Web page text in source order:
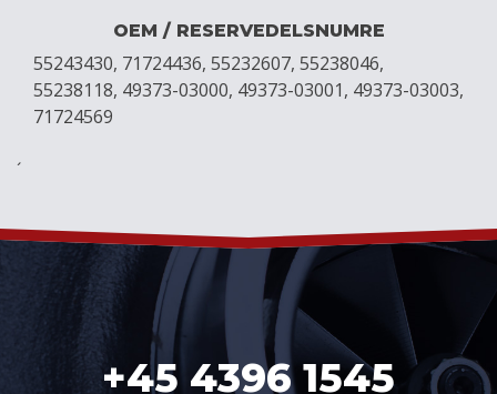
OEM / RESERVEDELSNUMRE
55243430, 71724436, 55232607, 55238046,
55238118, 49373-03000, 49373-03001, 49373-03003,
71724569
´
+45 4396 1545